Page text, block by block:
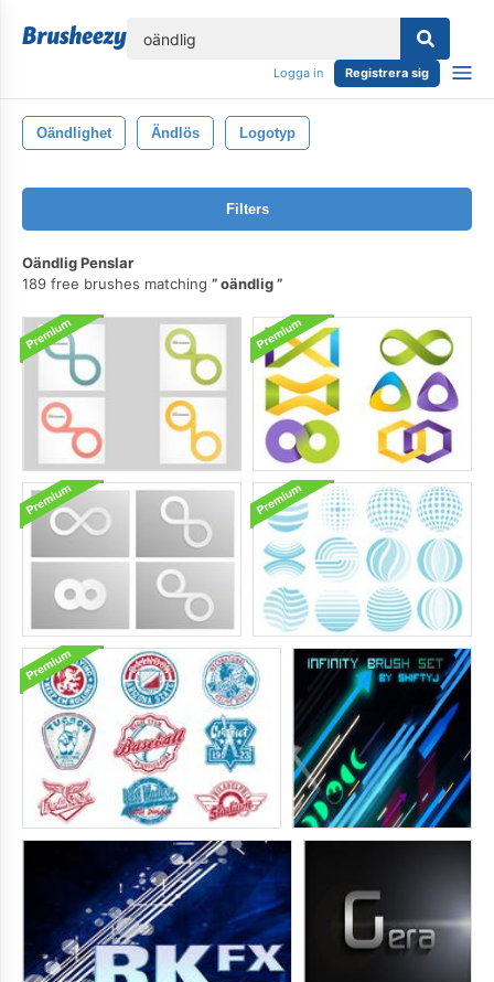
Logga in Registrera sig
Oändlighet Ändlös Logotyp
Filters
Oändlig Penslar
189 free brushes matching
oändlig